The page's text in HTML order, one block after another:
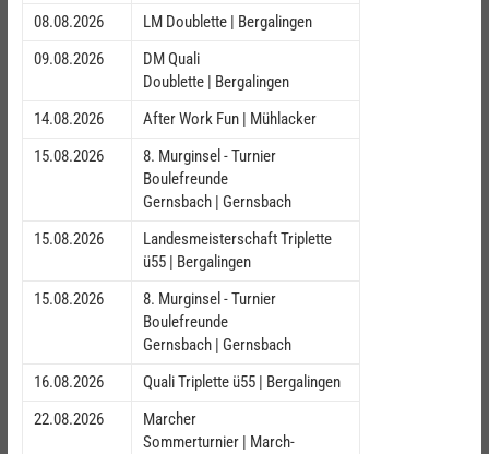
08.08.2026
LM Doublette | Bergalingen
09.08.2026
DM Quali
Doublette | Bergalingen
14.08.2026
After Work Fun | Mühlacker
15.08.2026
8. Murginsel - Turnier
Boulefreunde
Gernsbach | Gernsbach
15.08.2026
Landesmeisterschaft Triplette
ü55 | Bergalingen
15.08.2026
8. Murginsel - Turnier
Boulefreunde
Gernsbach | Gernsbach
16.08.2026
Quali Triplette ü55 | Bergalingen
22.08.2026
Marcher
Sommerturnier | March-